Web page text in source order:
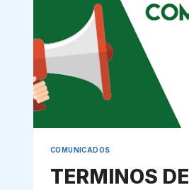
FARMACIA
Y
ADM
COMUNICADOS
TERMINOS DE